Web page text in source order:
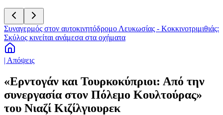
Συναγερμός στον αυτοκινητόδρομο Λευκωσίας - Κοκκινοτριμιθιάς:
Σκύλος κινείται ανάμεσα στα οχήματα
| Απόψεις
«Ερντογάν και Τουρκοκύπριοι: Από την
συνεργασία στον Πόλεμο Κουλτούρας»
του Νιαζί Κιζίλγιουρεκ